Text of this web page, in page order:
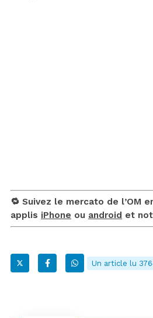
🔁 Suivez le mercato de l’OM
applis iPhone ou android et
Un article lu